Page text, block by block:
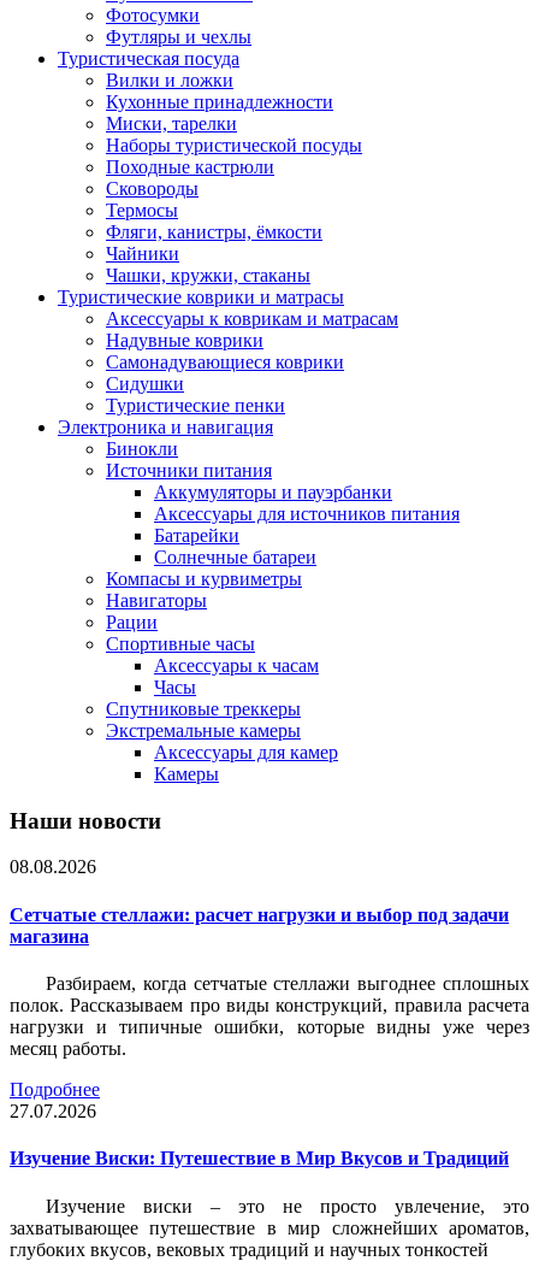
Фотосумки
Футляры и чехлы
Туристическая посуда
Вилки и ложки
Кухонные принадлежности
Миски, тарелки
Наборы туристической посуды
Походные кастрюли
Сковороды
Термосы
Фляги, канистры, ёмкости
Чайники
Чашки, кружки, стаканы
Туристические коврики и матрасы
Аксессуары к коврикам и матрасам
Надувные коврики
Самонадувающиеся коврики
Сидушки
Туристические пенки
Электроника и навигация
Бинокли
Источники питания
Аккумуляторы и пауэрбанки
Аксессуары для источников питания
Батарейки
Солнечные батареи
Компасы и курвиметры
Навигаторы
Рации
Спортивные часы
Аксессуары к часам
Часы
Спутниковые треккеры
Экстремальные камеры
Аксессуары для камер
Камеры
Наши новости
08.08.2026
Сетчатые стеллажи: расчет нагрузки и выбор под задачи
магазина
Разбираем, когда сетчатые стеллажи выгоднее сплошных
полок. Рассказываем про виды конструкций, правила расчета
нагрузки и типичные ошибки, которые видны уже через
месяц работы.
Подробнее
27.07.2026
Изучение Виски: Путешествие в Мир Вкусов и Традиций
Изучение виски – это не просто увлечение, это
захватывающее путешествие в мир сложнейших ароматов,
глубоких вкусов, вековых традиций и научных тонкостей